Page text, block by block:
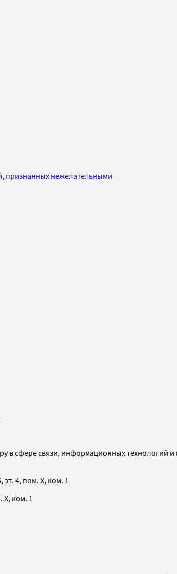
признанных нежелательными
в сфере связи, информационных технологий
эт. 4, пом. X, ком. 1
X, ком. 1